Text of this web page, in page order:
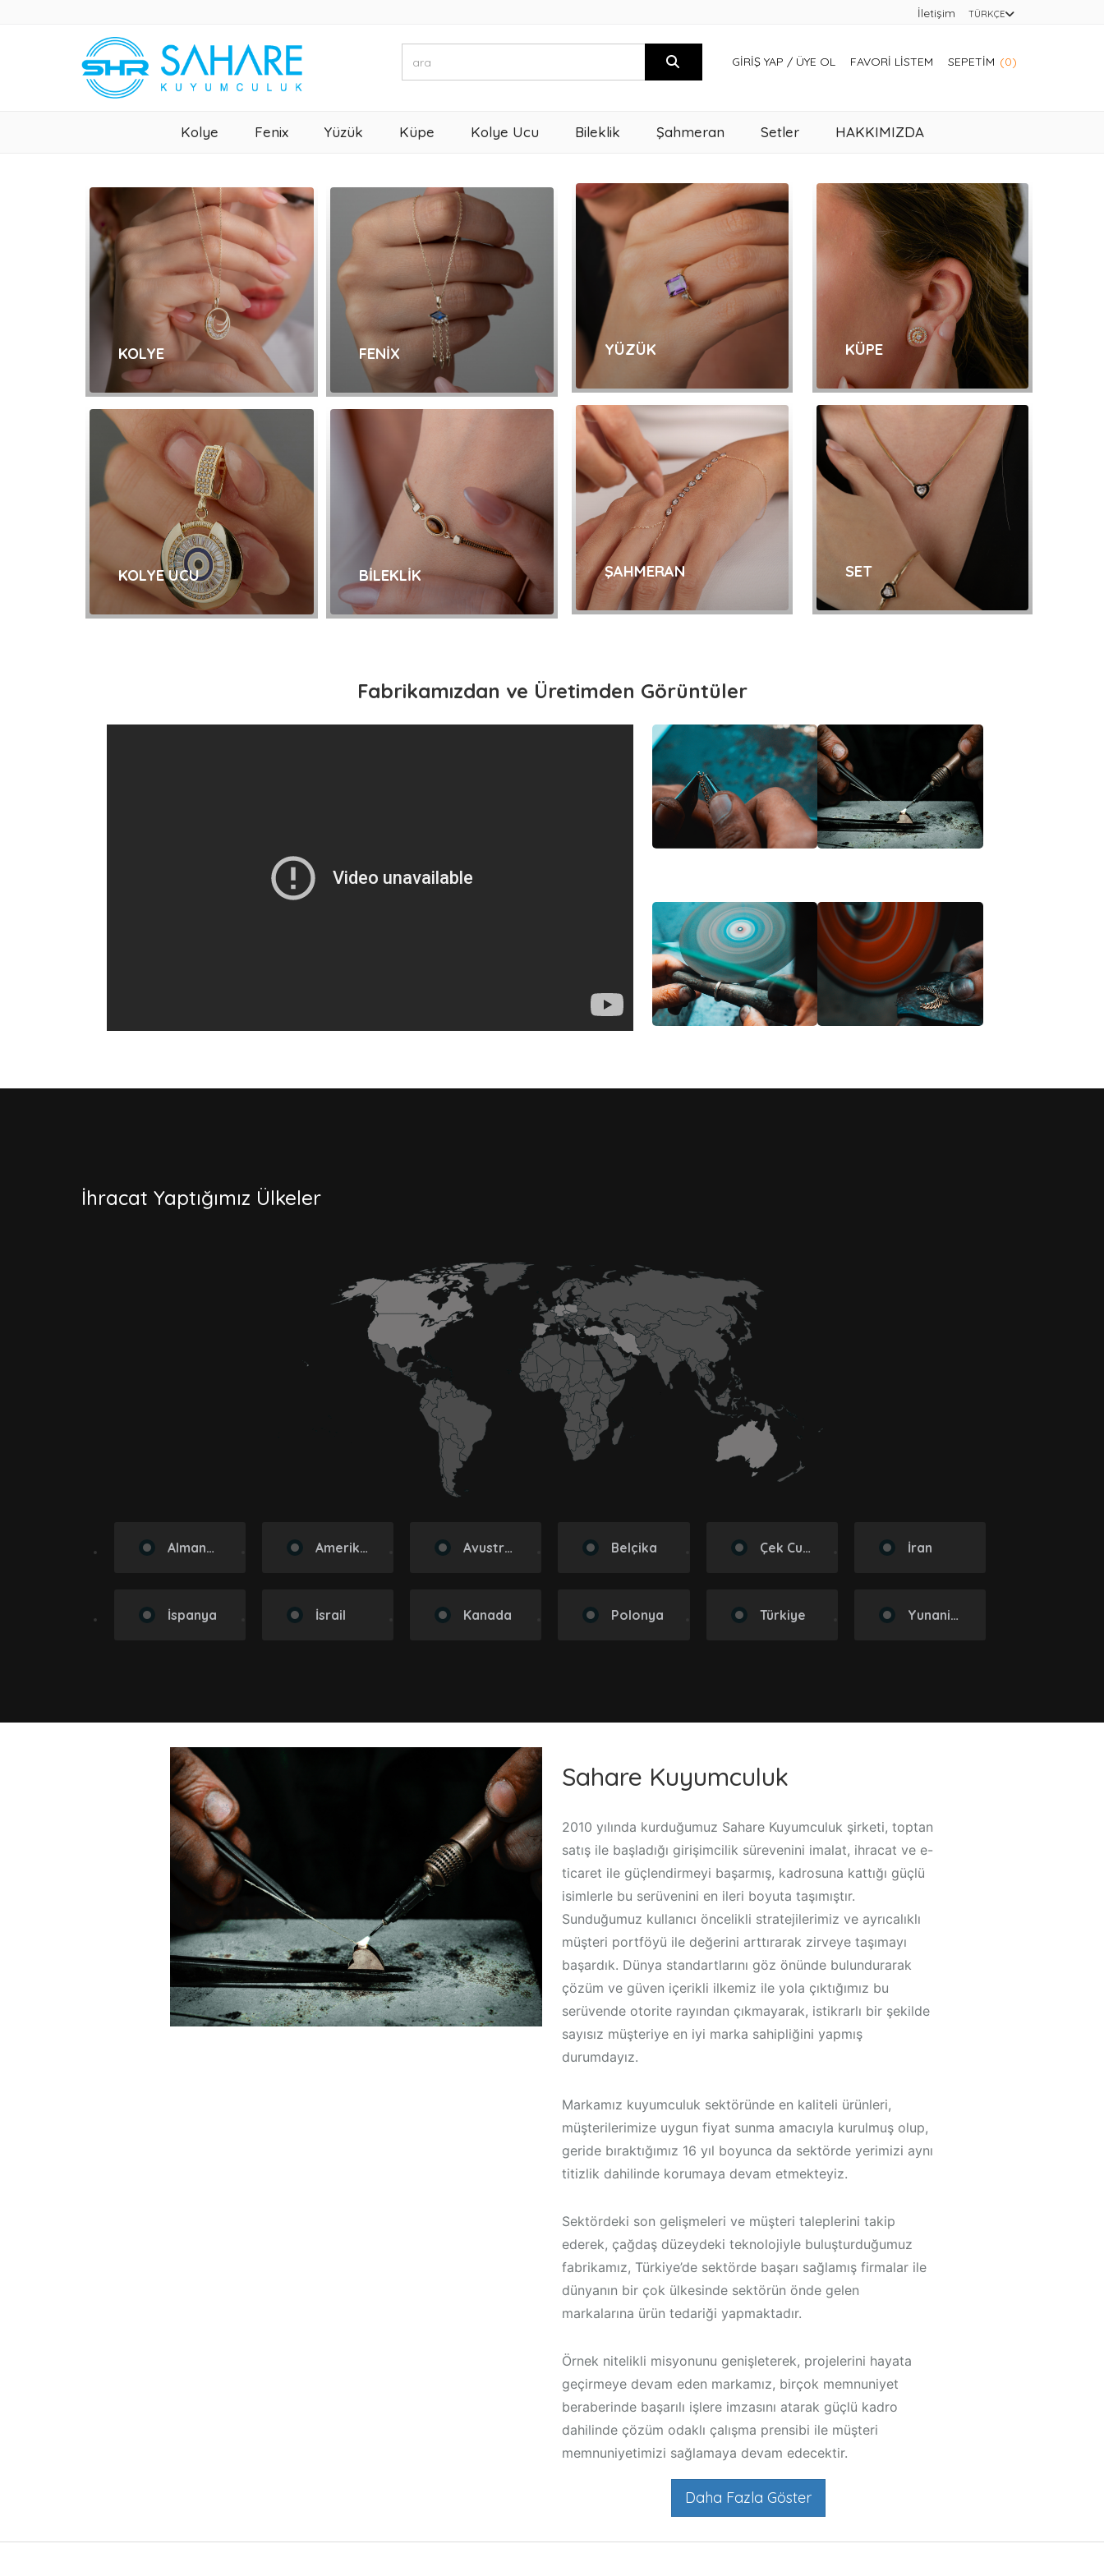
İletişim TÜRKÇE
GIRIŞ YAP / ÜYE OL FAVORI LISTEM SEPETIM (0)
Kolye Fenix Yüzük Küpe Kolye Ucu Bileklik Şahmeran Setler HAKKIMIZDA
KOLYE FENİX
İNCELE
YÜZÜK
İNCELE
KÜPE
KOLYE UCU BİLEKLİK ŞAHMERAN SET
Fabrikamızdan ve Üretimden Görüntüler
İhracat Yaptığımız Ülkeler
Almanya Amerika Birleşik Devletleri Avustralya Belçika Çek Cumhuriyeti İran
İspanya İsrail Kanada Polonya Türkiye Yunanistan
Sahare Kuyumculuk
2010 yılında kurduğumuz Sahare Kuyumculuk şirketi, toptan
satış ile başladığı girişimcilik sürevenini imalat, ihracat ve e-
ticaret ile güçlendirmeyi başarmış, kadrosuna kattığı güçlü
isimlerle bu serüvenini en ileri boyuta taşımıştır.
Sunduğumuz kullanıcı öncelikli stratejilerimiz ve ayrıcalıklı
müşteri portföyü ile değerini arttırarak zirveye taşımayı
başardık. Dünya standartlarını göz önünde bulundurarak
çözüm ve güven içerikli ilkemiz ile yola çıktığımız bu
serüvende otorite rayından çıkmayarak, istikrarlı bir şekilde
sayısız müşteriye en iyi marka sahipliğini yapmış
durumdayız.
Markamız kuyumculuk sektöründe en kaliteli ürünleri,
müşterilerimize uygun fiyat sunma amacıyla kurulmuş olup,
geride bıraktığımız 16 yıl boyunca da sektörde yerimizi aynı
titizlik dahilinde korumaya devam etmekteyiz.
Sektördeki son gelişmeleri ve müşteri taleplerini takip
ederek, çağdaş düzeydeki teknolojiyle buluşturduğumuz
fabrikamız, Türkiye’de sektörde başarı sağlamış firmalar ile
dünyanın bir çok ülkesinde sektörün önde gelen
markalarına ürün tedariği yapmaktadır.
Örnek nitelikli misyonunu genişleterek, projelerini hayata
geçirmeye devam eden markamız, birçok memnuniyet
beraberinde başarılı işlere imzasını atarak güçlü kadro
dahilinde çözüm odaklı çalışma prensibi ile müşteri
memnuniyetimizi sağlamaya devam edecektir.
Daha Fazla Göster